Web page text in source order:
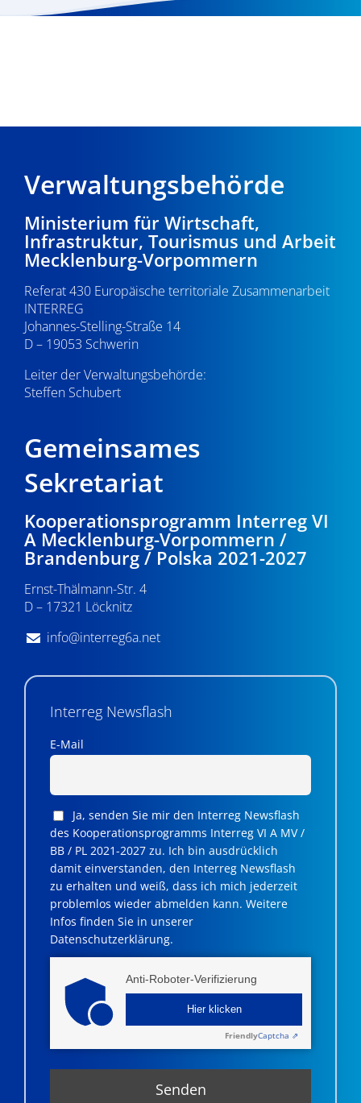
Verwaltungsbehörde
Ministerium für Wirtschaft,
Infrastruktur, Tourismus und Arbeit
Mecklenburg-Vorpommern
Referat 430 Europäische territoriale Zusammenarbeit
INTERREG
Johannes-Stelling-Straße 14
D – 19053 Schwerin
Leiter der Verwaltungsbehörde:
Steffen Schubert
Gemeinsames
Sekretariat
Kooperationsprogramm Interreg VI
A Mecklenburg-Vorpommern /
Brandenburg / Polska 2021-2027
Ernst-Thälmann-Str. 4
D – 17321 Löcknitz
info@interreg6a.net
Interreg Newsflash
E-Mail
Ja, senden Sie mir den Interreg Newsflash
des Kooperationsprogramms Interreg VI A MV /
BB / PL 2021-2027 zu. Ich bin ausdrücklich
damit einverstanden, den Interreg Newsflash
zu erhalten und weiß, dass ich mich jederzeit
problemlos wieder abmelden kann. Weitere
Infos finden Sie in unserer
Datenschutzerklärung.
Anti-Roboter-Verifizierung
Hier klicken
FriendlyCaptcha ⇗